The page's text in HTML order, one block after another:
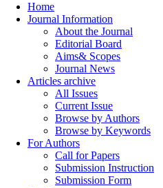
Home
Journal Information
About the Journal
Editorial Board
Aims& Scopes
Journal News
Articles archive
All Issues
Current Issue
Browse by Authors
Browse by Keywords
For Authors
Call for Papers
Submission Instruction
Submission Form